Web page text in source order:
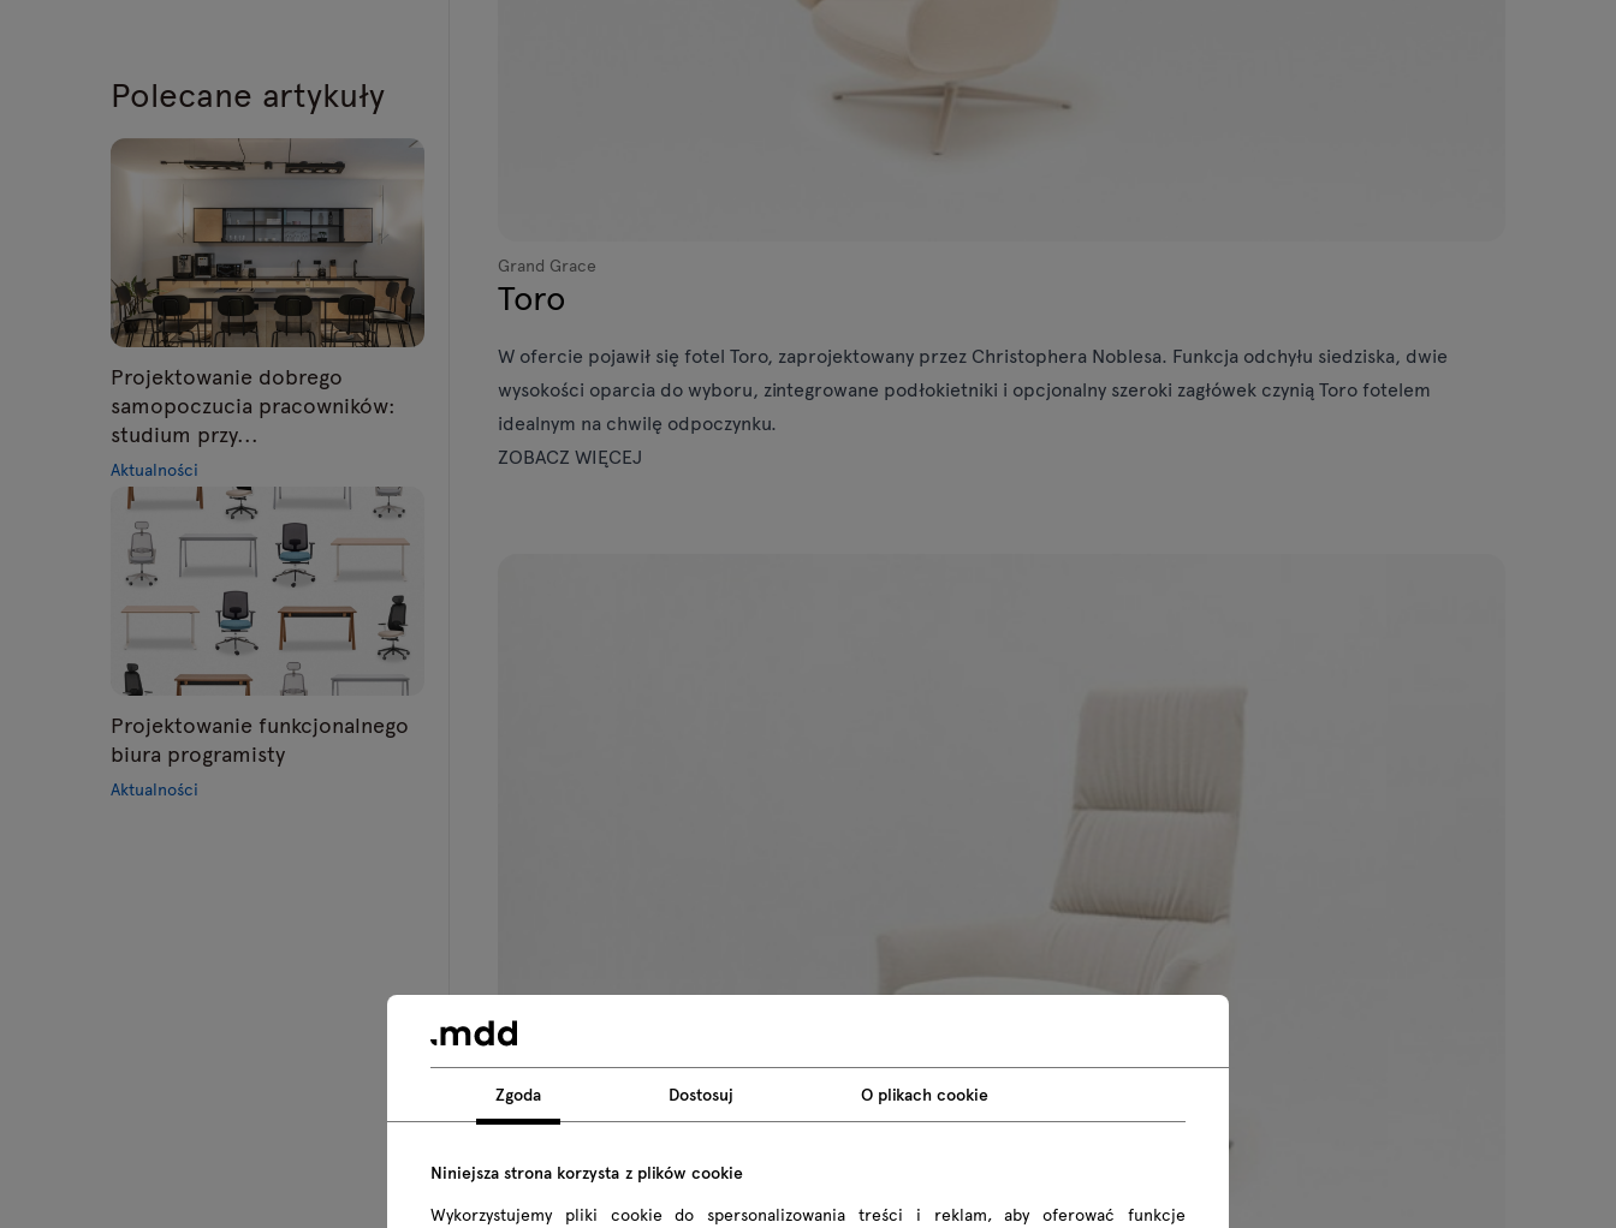
Polecane artykuły
Projektowanie dobrego
samopoczucia pracowników:
studium przy...
Aktualności
Projektowanie funkcjonalnego
biura programisty
Aktualności
Grand Grace
Toro
W ofercie pojawił się fotel Toro, zaprojektowany przez Christophera Noblesa. Funkcja odchyłu siedziska, dwie
wysokości oparcia do wyboru, zintegrowane podłokietniki i opcjonalny szeroki zagłówek czynią Toro fotelem
idealnym na chwilę odpoczynku.
ZOBACZ WIĘCEJ
Zgoda Dostosuj O plikach cookie
Niniejsza strona korzysta z plików cookie
Wykorzystujemy pliki cookie do spersonalizowania treści i reklam, aby oferować funkcje